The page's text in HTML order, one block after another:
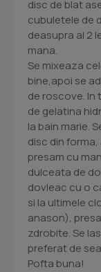
disc de blat
cubuletele de
deasupra al 2
mana.
Se mixeaza
bine,apoi se
de roscove.
de gelatina
la bain marie.
disc din
presam cu
dulceata de
dovleac cu o
si la ultimele
anason),
zdrobite. Se
preferat de
Pofta buna!